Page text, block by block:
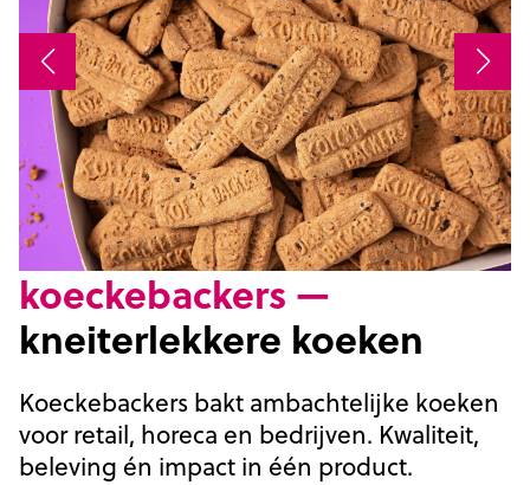
koeckebackers —
kneiterlekkere koeken
Koeckebackers bakt ambachtelijke koeken
voor retail, horeca en bedrijven. Kwaliteit,
beleving én impact in één product.